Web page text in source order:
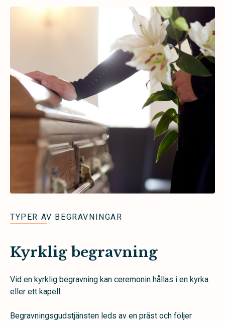
TYPER AV BEGRAVNINGAR
Kyrklig begravning
Vid en kyrklig begravning kan ceremonin hållas i en kyrka
eller ett kapell.
Begravningsgudstjänsten leds av en präst och följer